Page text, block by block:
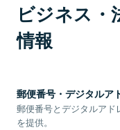
ビジネス・
情報
郵便番号・デジタルア
郵便番号とデジタルア
を提供。